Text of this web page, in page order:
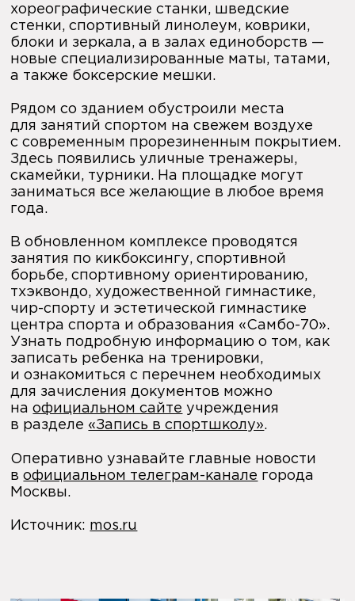
хореографические станки, шведские
стенки, спортивный линолеум, коврики,
блоки и зеркала, а в залах единоборств —
новые специализированные маты, татами,
а также боксерские мешки.
Рядом со зданием обустроили места
для занятий спортом на свежем воздухе
с современным прорезиненным покрытием.
Здесь появились уличные тренажеры,
скамейки, турники. На площадке могут
заниматься все желающие в любое время
года.
В обновленном комплексе проводятся
занятия по кикбоксингу, спортивной
борьбе, спортивному ориентированию,
тхэквондо, художественной гимнастике,
чир-спорту и эстетической гимнастике
центра спорта и образования «Самбо-70».
Узнать подробную информацию о том, как
записать ребенка на тренировки,
и ознакомиться с перечнем необходимых
для зачисления документов можно
наофициальном сайте учреждения
в разделе «Запись в спортшколу».
Оперативно узнавайте главные новости
вофициальном телеграм-канале города
Москвы.
Источник: mos.ru